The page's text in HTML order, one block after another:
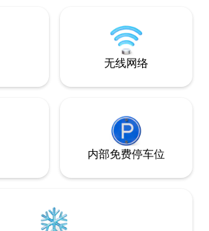
车或船的带顶棚车
无线网络
内部免费停车位